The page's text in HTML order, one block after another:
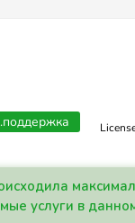
услуги в